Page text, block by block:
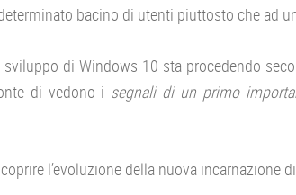
bacino di utenti piuttosto che ad
di Windows 10 sta procedendo
di vedono i segnali di un primo
l’evoluzione della nuova incarnazione di